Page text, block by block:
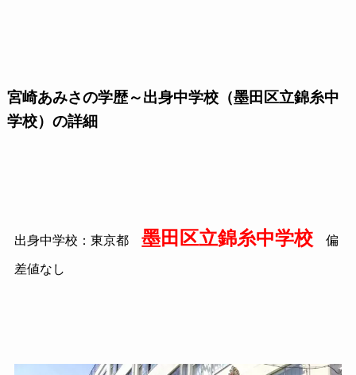
宮崎あみさの学歴～出身中学校（墨田区立錦糸中
学校）の詳細
出身中学校：東京都 墨田区立錦糸中学校偏
差値なし